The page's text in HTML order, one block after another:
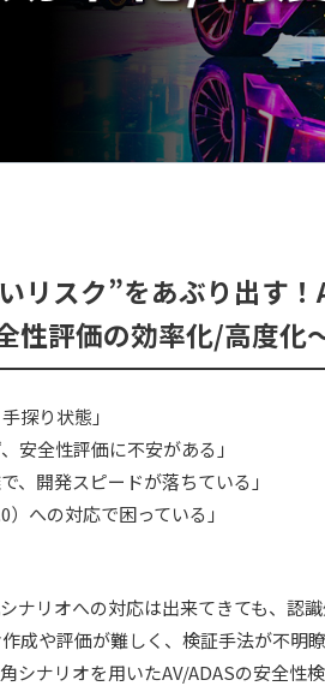
リスク”をあぶり出す
性評価の効率化/高度化
探り状態」
安全性評価に不安がある」
、開発スピードが落ちている」
への対応で困っている」
ナリオへの対応は出来てきても、認
成や評価が難しく、検証手法が不明
ナリオを用いたAV/ADASの安全性